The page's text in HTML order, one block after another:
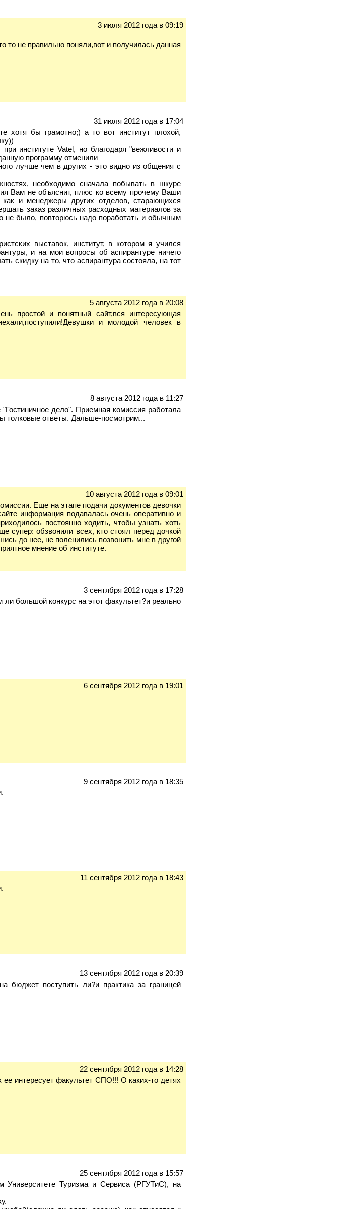
3 июля 2012 года в 09:19
то не правильно поняли,вот и получилась данная
31 июля 2012 года в 17:04
хотя бы грамотно;) а то вот институт плохой,
институте Vatel, но благодаря "вежливости и
программу отменили
лучше чем в других - это видно из общения с
необходимо сначала побывать в шкуре
Вам не объяснит, плюс ко всему прочему Ваши
и менеджеры других отделов, старающихся
заказ различных расходных материалов за
не было, повторюсь надо поработать и обычным
выставок, институт, в котором я учился
и на мои вопросы об аспирантуре ничего
скидку на то, что аспирантура состояла, на тот
5 августа 2012 года в 20:08
простой и понятный сайт,вся интересующая
и молодой человек в
8 августа 2012 года в 11:27
дело". Приемная комиссия работала
толковые ответы. Дальше-посмотрим...
10 августа 2012 года в 09:01
Еще на этапе подачи документов девочки
информация подавалась очень оперативно и
постоянно ходить, чтобы узнать хоть
супер: обзвонили всех, кто стоял перед дочкой
до нее, не поленились позвонить мне в другой
мнение об институте.
3 сентября 2012 года в 17:28
большой конкурс на этот факультет?и реально
6 сентября 2012 года в 19:01
9 сентября 2012 года в 18:35
11 сентября 2012 года в 18:43
13 сентября 2012 года в 20:39
бюджет поступить ли?и практика за границей
22 сентября 2012 года в 14:28
интересует факультет СПО!!! О каких-то детях
25 сентября 2012 года в 15:57
Университете Туризма и Сервиса (РГУТиС), на